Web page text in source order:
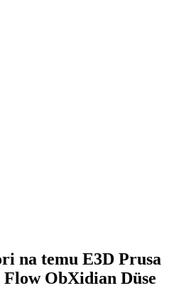
na temu E3D Prusa
ObXidian Düse